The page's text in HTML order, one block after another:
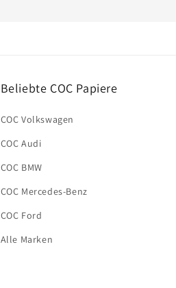
Beliebte COC Papiere
COC Volkswagen
COC Audi
COC BMW
COC Mercedes-Benz
COC Ford
Alle Marken